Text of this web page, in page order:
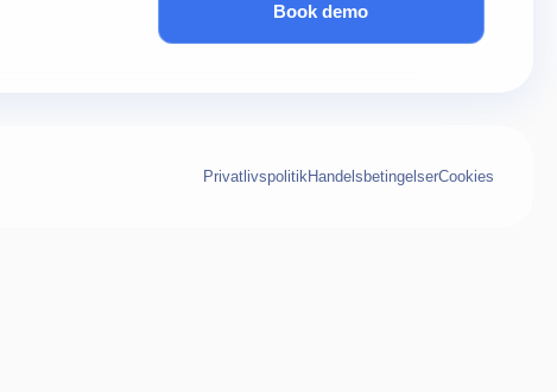
Book demo
PrivatlivspolitikHandelsbetingelserCookies